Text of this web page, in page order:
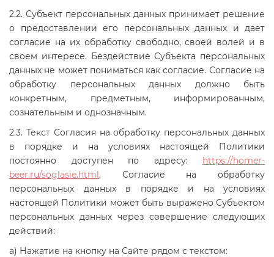
2.2. Субъект персональных данных принимает решение
о предоставлении его персональных данных и дает
согласие на их обработку свободно, своей волей и в
своем интересе. Бездействие Субъекта персональных
данных не может пониматься как согласие. Согласие на
обработку персональных данных должно быть
конкретным, предметным, информированным,
сознательным и однозначным.
2.3. Текст Согласия на обработку персональных данных
в порядке и на условиях настоящей Политики
постоянно доступен по адресу: https://homer-
beer.ru/soglasie.html. Согласие на обработку
персональных данных в порядке и на условиях
настоящей Политики может быть выражено Субъектом
персональных данных через совершение следующих
действий:
а) Нажатие на кнопку на Сайте рядом с текстом: